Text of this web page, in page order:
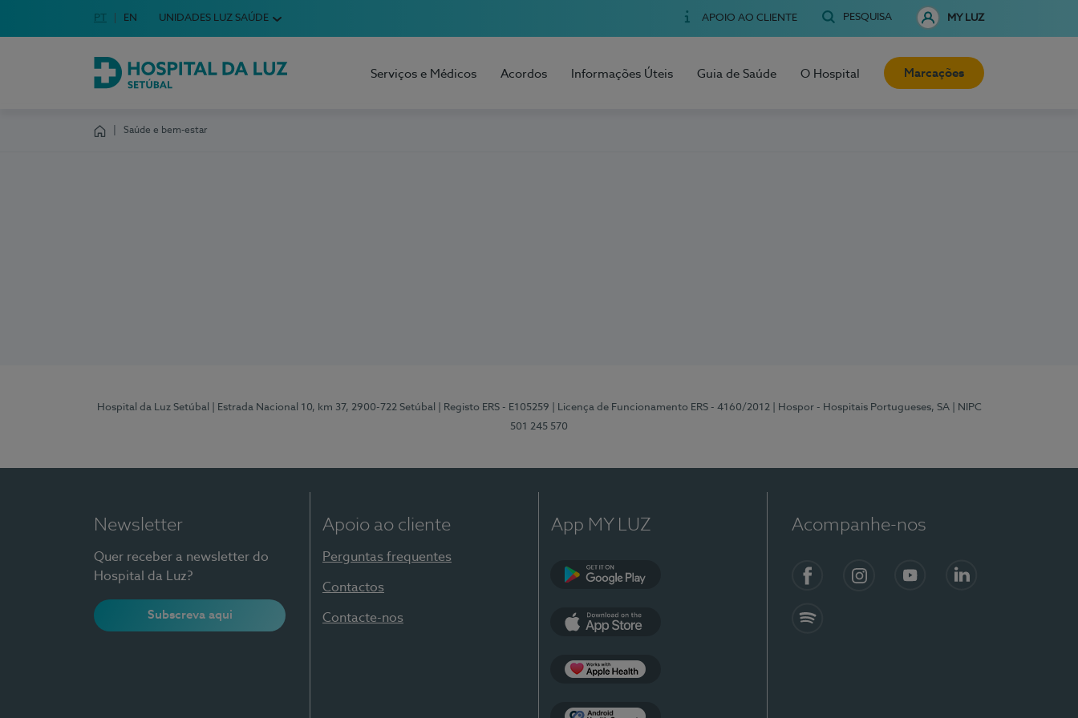
Escolha o seu idioma
Idioma em Português
PT English Language
EN UNIDADES LUZ SAÚDE APOIO AO CLIENTE PESQUISA MY LUZ
Hospital da Luz Setúbal
Serviços e Médicos Acordos Informações Úteis Guia de Saúde O Hospital Marcações
Saúde e bem-estar
Hospital da Luz Setúbal | Estrada Nacional 10, km 37, 2900-722 Setúbal | Registo ERS - E105259 | Licença de Funcionamento ERS - 4160/2012 | Hospor - Hospitais Portugueses, SA
| NIPC
501 245 570
Newsletter
Quer receber a newsletter do
Hospital da Luz?
Subscreva aqui
Apoio ao cliente
Perguntas frequentes
Contactos
Contacte-nos
App MY LUZ Acompanhe-nos